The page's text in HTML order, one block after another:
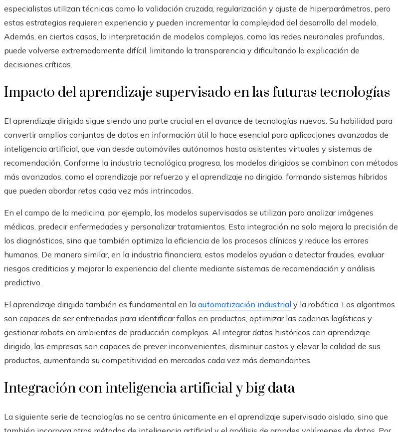
especialistas utilizan técnicas como la validación cruzada, regularización y ajuste de hiperparámetros, pero
estas estrategias requieren experiencia y pueden incrementar la complejidad del desarrollo del modelo.
Además, en ciertos casos, la interpretación de modelos complejos, como las redes neuronales profundas,
puede volverse extremadamente difícil, limitando la transparencia y dificultando la explicación de
decisiones críticas.
Impacto del aprendizaje supervisado en las futuras tecnologías
El aprendizaje dirigido sigue siendo una parte crucial en el avance de tecnologías nuevas. Su habilidad para
convertir amplios conjuntos de datos en información útil lo hace esencial para aplicaciones avanzadas de
inteligencia artificial, que van desde automóviles autónomos hasta asistentes virtuales y sistemas de
recomendación. Conforme la industria tecnológica progresa, los modelos dirigidos se combinan con métodos
más avanzados, como el aprendizaje por refuerzo y el aprendizaje no dirigido, formando sistemas híbridos
que pueden abordar retos cada vez más intrincados.
En el campo de la medicina, por ejemplo, los modelos supervisados se utilizan para analizar imágenes
médicas, predecir enfermedades y personalizar tratamientos. Esta integración no solo mejora la precisión de
los diagnósticos, sino que también optimiza la eficiencia de los procesos clínicos y reduce los errores
humanos. De manera similar, en la industria financiera, estos modelos ayudan a detectar fraudes, evaluar
riesgos crediticios y mejorar la experiencia del cliente mediante sistemas de recomendación y análisis
predictivo.
El aprendizaje dirigido también es fundamental en la automatización industrial y la robótica. Los algoritmos
son capaces de ser entrenados para identificar fallos en productos, optimizar las cadenas logísticas y
gestionar robots en ambientes de producción complejos. Al integrar datos históricos con aprendizaje
dirigido, las empresas son capaces de prever inconvenientes, disminuir costos y elevar la calidad de sus
productos, aumentando su competitividad en mercados cada vez más demandantes.
Integración con inteligencia artificial y big data
La siguiente serie de tecnologías no se centra únicamente en el aprendizaje supervisado aislado, sino que